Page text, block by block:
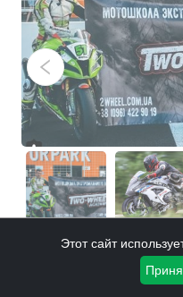
Этот сайт